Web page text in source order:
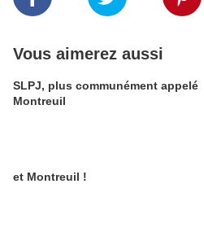
Vous aimerez aussi
SLPJ, plus communément appelé
Montreuil
et Montreuil !